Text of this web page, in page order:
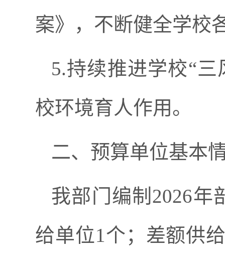
案》，不断健全学校
5.持续推进学校“
校环境育人作用。
二、预算单位基本
我部门编制 2026年
给单位1个 ； 差额供